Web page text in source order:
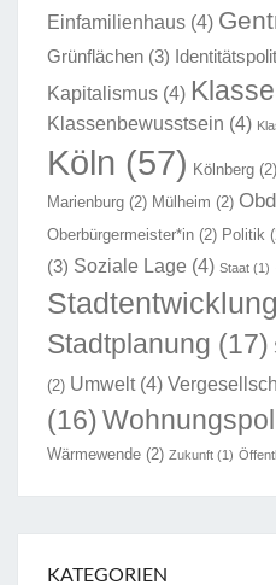
Einfamilienhaus (4)
Grünflächen (3)
Kapitalismus (4)
Klassenbewusstsein (4)
Köln (57) Kölnberg (2)
Marienburg (2) Mülheim (2)
Oberbürgermeister*in (2) Politik
(3) Soziale Lage (4) Staat (1)
Stadtentwicklung
Stadtplanung (17)
(2) Umwelt(4)
(16)
Wärmewende (2) Zukunft (1)
KATEGORIEN